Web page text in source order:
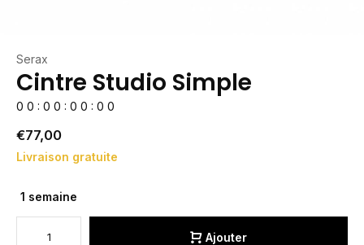
Serax
Cintre Studio Simple
0 0 : 0 0 : 0 0 : 0 0
€77,00
Livraison gratuite
1 semaine
Ajouter